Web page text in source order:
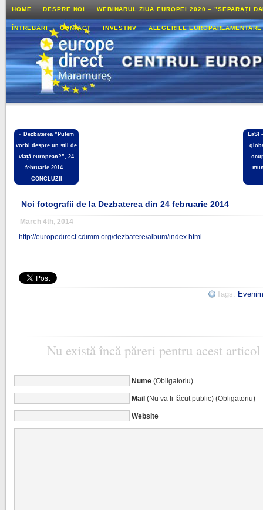
HOME DESPRE NOI WEBINARUL ZIUA EUROPEI 2020 – ”SEPARAȚI
ÎNTREBĂRI CONTACT INVESTNV ALEGERILE
« Dezbaterea ”Putem
vorbi despre un stil de
viață european?”, 24
februarie 2014 –
CONCLUZII
EaSI
Noi fotografii de la Dezbaterea din 24 februarie 2014
March 4th, 2014
http://europedirect.cdimm.org/dezbatere/album/index.html
Tags:
Nu există încă păreri pentru acest articol
Nume(Obligatoriu)
Mail(Nu va fi făcut public) (Obligatoriu)
Website